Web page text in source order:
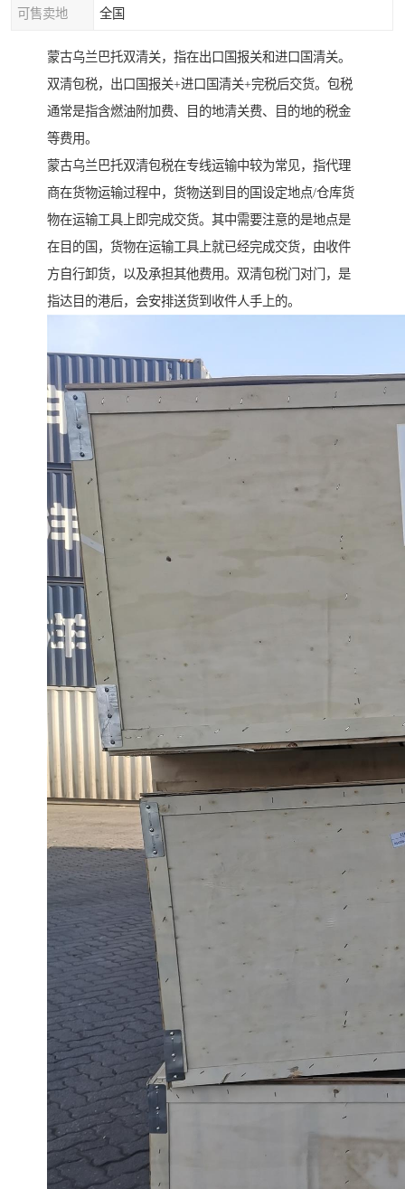
可售卖地 全国
蒙古乌兰巴托双清关，指在出口国报关和进口国清关。
双清包税，出口国报关+进口国清关+完税后交货。包税
通常是指含燃油附加费、目的地清关费、目的地的税金
等费用。
蒙古乌兰巴托双清包税在专线运输中较为常见，指代理
商在货物运输过程中，货物送到目的国设定地点/仓库货
物在运输工具上即完成交货。其中需要注意的是地点是
在目的国，货物在运输工具上就已经完成交货，由收件
方自行卸货，以及承担其他费用。双清包税门对门，是
指达目的港后，会安排送货到收件人手上的。